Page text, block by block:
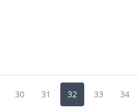
30 31 32 33 34